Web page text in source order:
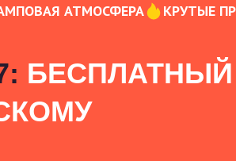
АТМОСФЕРА КРУТЫЕ
БЕСПЛАТНЫЙ